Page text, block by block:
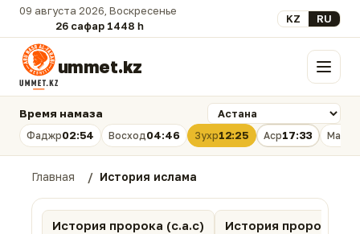
09 августа 2026, Воскресенье
26 сафар 1448 һ.
Выберите язык
KZ RU
ummet.kz Меню
Время намаза
Фаджр02:54 Восход04:46 Зухр12:25 Аср17:33
Главная История ислама
История пророка (с.а.с) История пророков